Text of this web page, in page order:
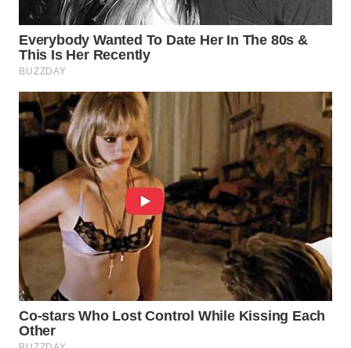
WN
INDRAMAYU
KUNINGAN
WN
MAJALENGKA
WN
SUBANG
WN
SUKABUMI
WN
PURWAKARTA